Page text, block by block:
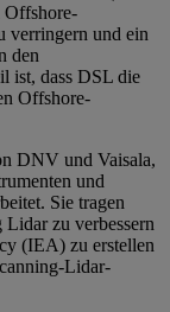
Offshore-
verringern und ein
den
ist, dass DSL die
Offshore-
DNV und Vaisala,
und
Sie tragen
zu verbessern
(IEA) zu erstellen
Lidar-